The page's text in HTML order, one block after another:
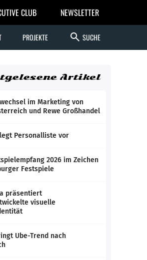
CLUB NEWSLETTER
PROJEKTE search SUCHE
Artikel
im Marketing von
und Rewe Großhandel
legt Personalliste vor
2026 im Zeichen
Festspiele
präsentiert
visuelle
Ube-Trend nach